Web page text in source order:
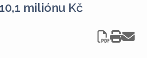
miliónu Kč